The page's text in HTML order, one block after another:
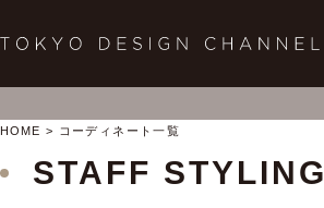
HOME コーディネート一覧
STAFF STYLING